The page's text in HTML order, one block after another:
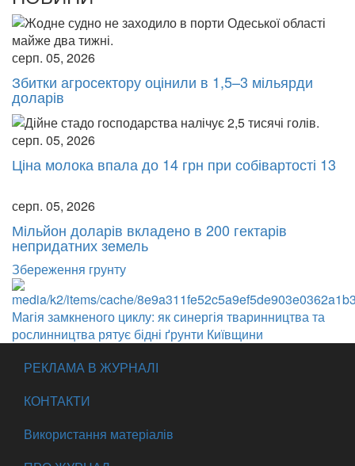
серп. 05, 2026
Збитки агросектору оцінили в 1,5–3 мільярди
доларів
серп. 05, 2026
Ціна молока впала до 14 грн при собівартості 13
серп. 05, 2026
Мільйон доларів вкладено в 200 гектарів
непридатних земель
Збереження грунту
Магія замкненого циклу: як синергія тваринництва та
рослинництва рятує бідні ґрунти Київщини
РЕКЛАМА В ЖУРНАЛІ
КОНТАКТИ
Використання матеріалів